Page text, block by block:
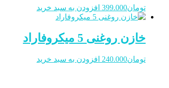
تومان399.000 افزودن به سبد خرید
خازن روغنی 5 میکروفاراد
تومان240.000 افزودن به سبد خرید